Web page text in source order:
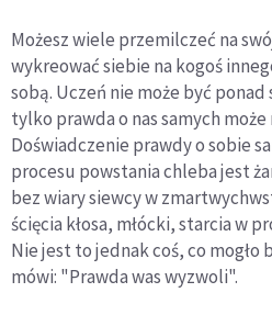
Możesz wiele przemilczeć na
wykreować siebie na kogoś
sobą. Uczeń nie może być
tylko prawda o nas samych może
Doświadczenie prawdy o sobie
procesu powstania chleba jest
bez wiary siewcy w
ścięcia kłosa, młócki, starcia w
Nie jest to jednak coś, co mogło
mówi: "Prawda was wyzwoli".